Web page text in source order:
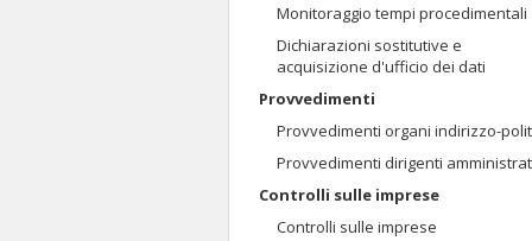
Monitoraggio tempi procedimentali
Dichiarazioni sostitutive e
acquisizione d'ufficio dei dati
Provvedimenti
Provvedimenti organi indirizzo-
Provvedimenti dirigenti
Controlli sulle imprese
Controlli sulle imprese